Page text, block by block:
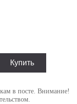
в посте. Внимание!